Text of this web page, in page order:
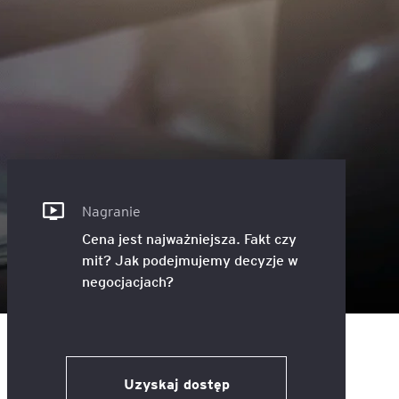
Finance and Accounting - SGH
Audyt wewnętrzny – studia
Administration w Dąbrowie
niezbędnik w świecie HR
Nagranie
Cena jest najważniejsza. Fakt czy
mit? Jak podejmujemy decyzje w
negocjacjach?
Uzyskaj dostęp